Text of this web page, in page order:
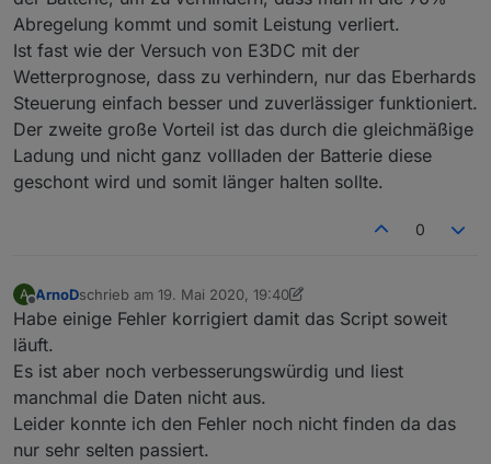
view-Prognose.txt
Abregelung kommt und somit Leistung verliert.
Ist fast wie der Versuch von E3DC mit der
Wetterprognose, dass zu verhindern, nur das Eberhards
Steuerung einfach besser und zuverlässiger funktioniert.
Der zweite große Vorteil ist das durch die gleichmäßige
Ladung und nicht ganz vollladen der Batterie diese
geschont wird und somit länger halten sollte.
0
A
Offline
ArnoDschrieb am 19. Mai 2020, 19:40
zuletzt editiert von ArnoD
Habe einige Fehler korrigiert damit das Script soweit
läuft.
Es ist aber noch verbesserungswürdig und liest
manchmal die Daten nicht aus.
Leider konnte ich den Fehler noch nicht finden da das
nur sehr selten passiert.